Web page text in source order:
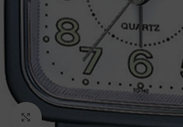
Clicca per ingrandire